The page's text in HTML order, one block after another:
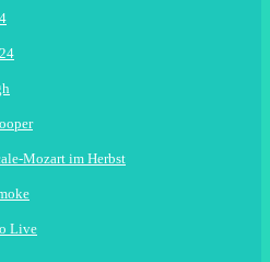
Mozart im Herbst
Live